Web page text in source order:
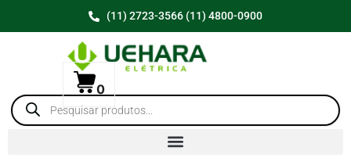
(11) 2723-3566 (11) 4800-0900
0